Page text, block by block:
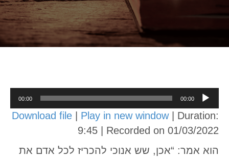
Audio
Player
00:00
00:00
Download file Play in new window| Duration:
9:45
Recorded on 01/03/2022
הוא אמר: “אכן, שש אנוכי להכריז לכל אדם את